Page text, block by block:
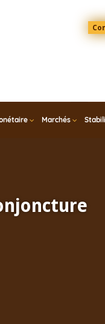
Top
Marchés